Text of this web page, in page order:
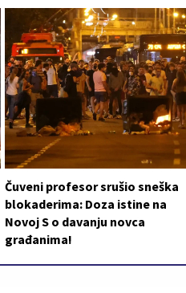
Čuveni profesor srušio sneška
blokaderima: Doza istine na
Novoj S o davanju novca
građanima!